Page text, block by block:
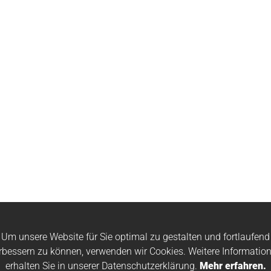
Um unsere Website für Sie optimal zu gestalten und fortlaufend
zu können, verwenden wir Cookies. Weitere
erhalten Sie in unserer Datenschutzerklärung. Mehr erfahren.